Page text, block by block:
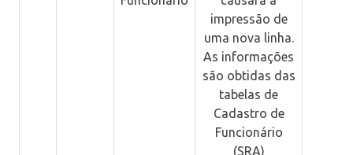
impressão de
uma nova linha.
As informações
são obtidas das
tabelas de
Cadastro de
Funcionário
(SRA)